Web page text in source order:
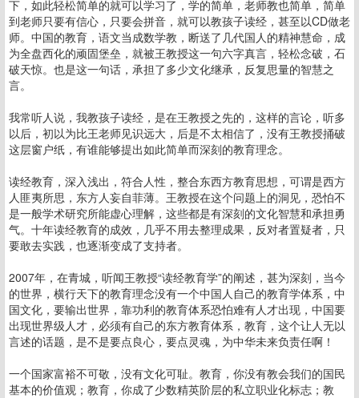
下，如此轻松简单的就可以学习了，学的简单，老师教也简单，简单
到老师只要有信心，只要会拼音，就可以教孩子读经，甚至以CD做老
师。中国的教育，语文当成数学教，断送了几代国人的精神慧命，成
为全盘西化的顽固堡垒，就被王教授这一句六字真言，轻松念破，石
破天惊。也是这一句话，承担了多少文化继承，反复思量的智慧之
言。
我常听人说，我教孩子读经，是在王教授之先的，这样的言论，听多
以后，初以为比王老师见识远大，后是不太相信了，没有王教授捅破
这层窗户纸，有谁能够提出如此简单而深刻的教育理念。
读经教育，深入浅出，符合人性，整合东西方教育思想，可谓是西方
人匪夷所思，东方人妄自菲薄。王教授在这个问题上的洞见，恐怕不
是一般学术研究所能虚心理解，这些都是有深刻的文化智慧和承担勇
气。十年读经教育的成效，几乎不用去整理成果，反对者置疑者，只
要敢去实践，也逐渐变成了支持者。
2007年，在青城，听闻王教授“读经教育学”的阐述，甚为深刻，当今
的世界，横行天下的教育理念没有一个中国人自己的教育学体系，中
国文化，要输出世界，靠功利的教育体系恐怕难有人才出现，中国要
出现世界级人才，必须有自己的东方教育体系，教育，这个让人无以
言述的话题，是不是要点良心，要点灵魂，为中华未来负责任啊！
一个国家富裕不可敬，没有文化可耻。教育，你没有教会我们的国民
基本的价值观；教育，你成了少数精英阶层的私立职业化标志；教